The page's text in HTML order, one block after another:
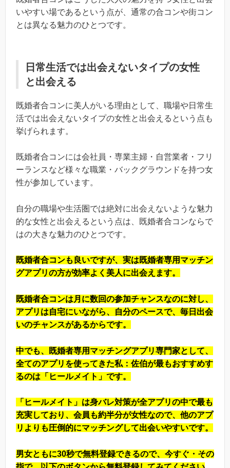
いやすい場であるという点が、通常の合コンや街コン
とは異なる魅力のひとつです。
日常生活では出会えないタイプの女性
と出会える
既婚者合コンに美人がいる理由として、職場や日常生
活では出会えないタイプの女性と出会えるという点も
挙げられます。
既婚者合コンには会社員・専業主婦・自営業者・フリ
ーランスなど様々な職業・バックグラウンドを持つ女
性が参加しています。
自分の職場や生活圏では絶対に出会えないような魅力
的な女性と出会えるという点は、既婚者合コンならで
はの大きな魅力のひとつです。
既婚者合コンも良いですが、実は既婚者専用マッチン
グアプリの方が効率よく美人に出会えます。
既婚者合コンは月に数回の参加チャンスなのに対し、
アプリは自宅にいながら、自分のペースで、毎日出会
いのチャンスがあるからです。
中でも、既婚者専用マッチングアプリ専門家として、
全てのアプリを使ってきた私：佐伯が最もおすすめす
るのは「ヒールメイト」です。
「ヒールメイト」は身バレ対策が全アプリの中で最も
充実しており、会員も約半分が女性なので、他のアプ
リよりも圧倒的にマッチングして出会いやすいです。
男女ともに30秒で無料登録できるので、今すぐ・その